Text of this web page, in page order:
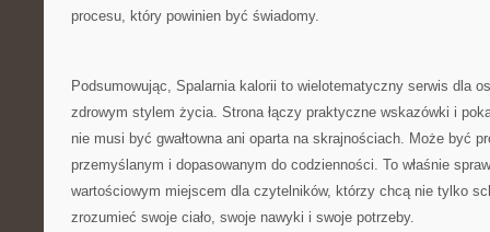
procesu, który powinien być świadomy.
Podsumowując, Spalarnia kalorii to wielotematyczny serwis dla
zdrowym stylem życia. Strona łączy praktyczne wskazówki i
nie musi być gwałtowna ani oparta na skrajnościach. Może być
przemyślanym i dopasowanym do codzienności. To właśnie
wartościowym miejscem dla czytelników, którzy chcą nie tylko
zrozumieć swoje ciało, swoje nawyki i swoje potrzeby.